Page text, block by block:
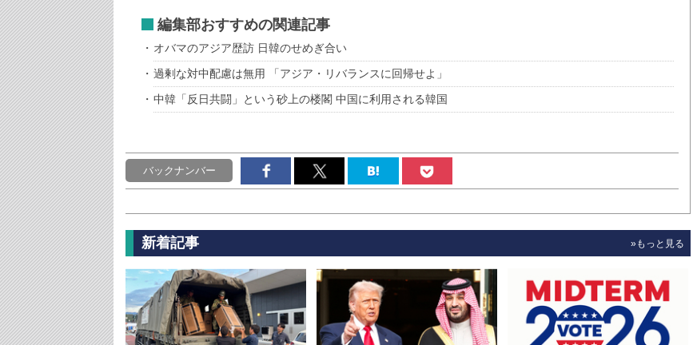
編集部おすすめの関連記事
オバマのアジア歴訪 日韓のせめぎ合い
過剰な対中配慮は無用 「アジア・リバランスに回帰せよ」
中韓「反日共闘」という砂上の楼閣 中国に利用される韓国
バックナンバー
新着記事 »もっと見る